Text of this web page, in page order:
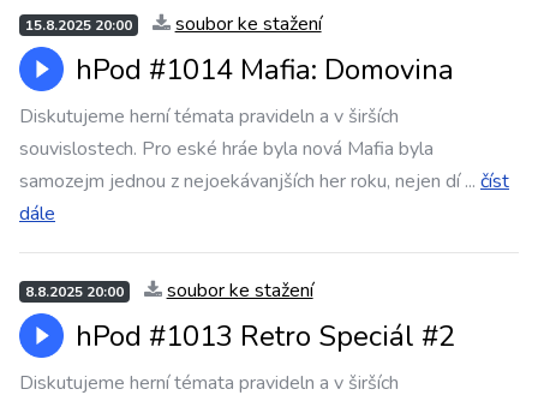
15.8.2025 20:00 soubor ke stažení
hPod #1014 Mafia: Domovina
Diskutujeme herní témata pravideln a v širších
souvislostech. Pro eské hráe byla nová Mafia byla
samozejm jednou z nejoekávanjších her roku, nejen dí... číst
dále
8.8.2025 20:00 soubor ke stažení
hPod #1013 Retro Speciál #2
Diskutujeme herní témata pravideln a v širších